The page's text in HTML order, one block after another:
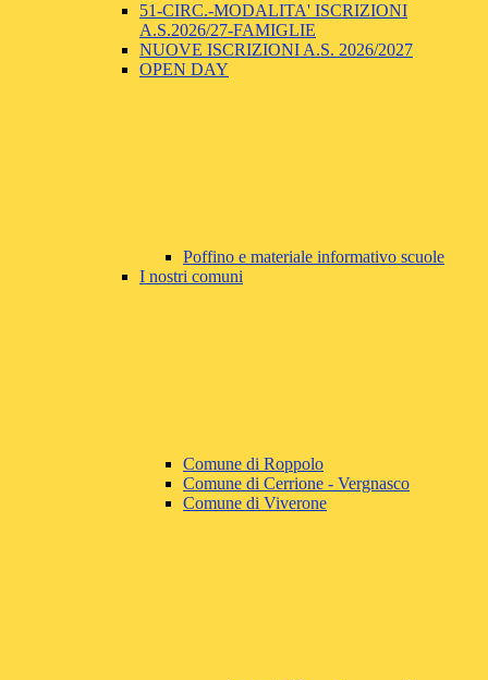
51-CIRC.-MODALITA' ISCRIZIONI
A.S.2026/27-FAMIGLIE
NUOVE ISCRIZIONI A.S. 2026/2027
OPEN DAY
Poffino e materiale informativo scuole
I nostri comuni
Comune di Roppolo
Comune di Cerrione - Vergnasco
Comune di Viverone